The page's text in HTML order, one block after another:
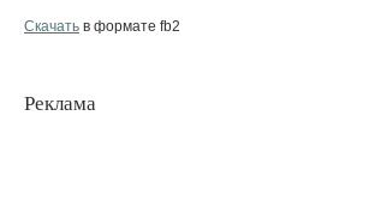
Скачать в формате fb2
Реклама